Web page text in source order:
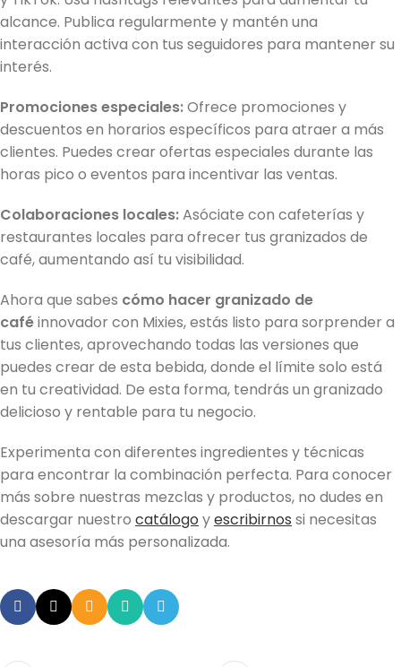
alcance. Publica regularmente y mantén una
interacción activa con tus seguidores para mantener su
interés.
Promociones especiales:Ofrece promociones y
descuentos en horarios específicos para atraer a más
clientes. Puedes crear ofertas especiales durante las
horas pico o eventos para incentivar las ventas.
Colaboraciones locales:Asóciate con cafeterías y
restaurantes locales para ofrecer tus granizados de
café, aumentando así tu visibilidad.
Ahora que sabes cómo hacer granizado de
caféinnovador con Mixies, estás listo para sorprender a
tus clientes, aprovechando todas las versiones que
puedes crear de esta bebida, donde el límite solo está
en tu creatividad. De esta forma, tendrás un granizado
delicioso y rentable para tu negocio.
Experimenta con diferentes ingredientes y técnicas
para encontrar la combinación perfecta. Para conocer
más sobre nuestras mezclas y productos, no dudes en
descargar nuestro catálogo yescribirnos si necesitas
una asesoría más personalizada.